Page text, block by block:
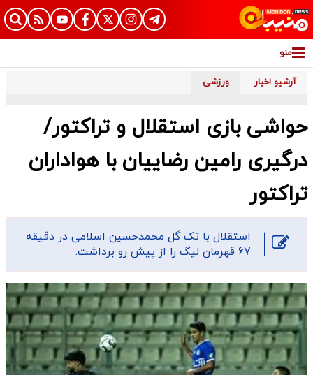
منو
آرشیو اخبار ورزشی
حواشی بازی استقلال و تراکتور/
درگیری رامین رضاییان با هواداران
تراکتور
استقلال با تک گل محمدحسین اسلامی در دقیقه
67 قهرمان لیگ را از پیش رو برداشت.